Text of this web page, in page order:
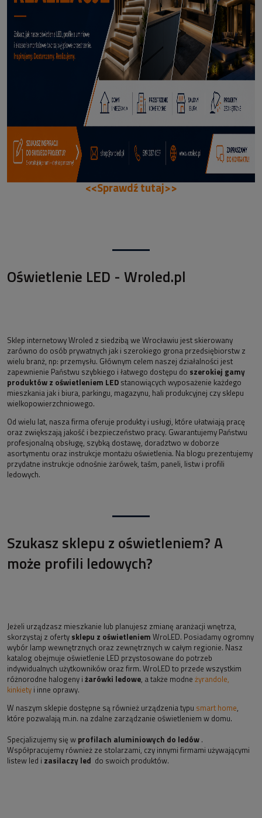
114,50 zł
DODAJ DO KOSZYKA
<<Sprawdź tutaj>>
Oświetlenie LED - Wroled.pl
Sklep internetowy Wroled z siedzibą we Wrocławiu jest skierowany
zarówno do osób prywatnych jak i szerokiego grona przedsiębiorstw z
wielu branż, np: przemysłu. Głównym celem naszej działalności jest
zapewnienie Państwu szybkiego i łatwego dostępu do szerokiej gamy
produktów z oświetleniem LED stanowiących wyposażenie każdego
mieszkania jak i biura, parkingu, magazynu, hali produkcyjnej czy sklepu
wielkopowierzchniowego.
Od wielu lat, nasza firma oferuje produkty i usługi, które ułatwiają pracę
oraz zwiększają jakość i bezpieczeństwo pracy. Gwarantujemy Państwu
profesjonalną obsługę, szybką dostawę, doradztwo w doborze
asortymentu oraz instrukcje montażu oświetlenia. Na blogu prezentujemy
przydatne instrukcje odnośnie żarówek, taśm, paneli, listw i profili
ledowych.
Szukasz sklepu z oświetleniem? A
może profili ledowych?
Jeżeli urządzasz mieszkanie lub planujesz zmianę aranżacji wnętrza,
skorzystaj z oferty sklepu z oświetleniem WroLED. Posiadamy ogromny
wybór lamp wewnętrznych oraz zewnętrznych w całym regionie. Nasz
katalog obejmuje oświetlenie LED przystosowane do potrzeb
indywidualnych użytkowników oraz firm. WroLED to przede wszystkim
różnorodne halogeny i żarówki ledowe, a także modne żyrandole,
kinkiety i inne oprawy.
W naszym sklepie dostępne są również urządzenia typu smart home,
które pozwalają m.in. na zdalne zarządzanie oświetleniem w domu.
Specjalizujemy się w profilach aluminiowych do ledów .
Współpracujemy również ze stolarzami, czy innymi firmami używającymi
listew led i zasilaczy led do swoich produktów.